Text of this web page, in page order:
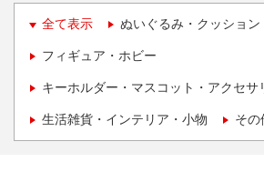
全て表示 ぬいぐるみ・クッション
フィギュア・ホビー
キーホルダー・マスコット・アクセサ
生活雑貨・インテリア・小物 その